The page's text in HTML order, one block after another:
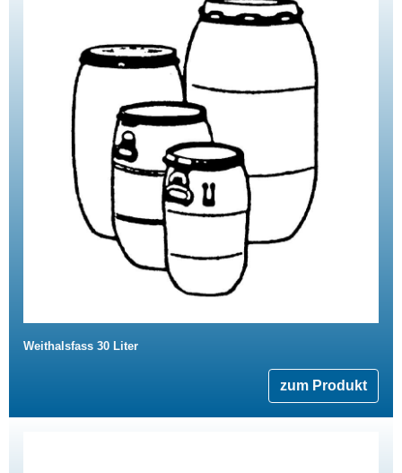
Weithalsfass 30 Liter
zum Produkt